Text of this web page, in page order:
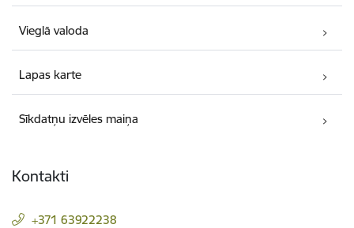
Vieglā valoda
Lapas karte
Sīkdatņu izvēles maiņa
Kontakti
+371 63922238